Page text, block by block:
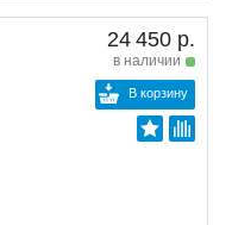
24 450 р.
в наличии
В корзину